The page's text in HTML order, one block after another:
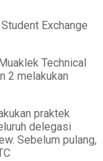
Exchange
Technical
2 melakukan
praktek
delegasi
Sebelum pulang,